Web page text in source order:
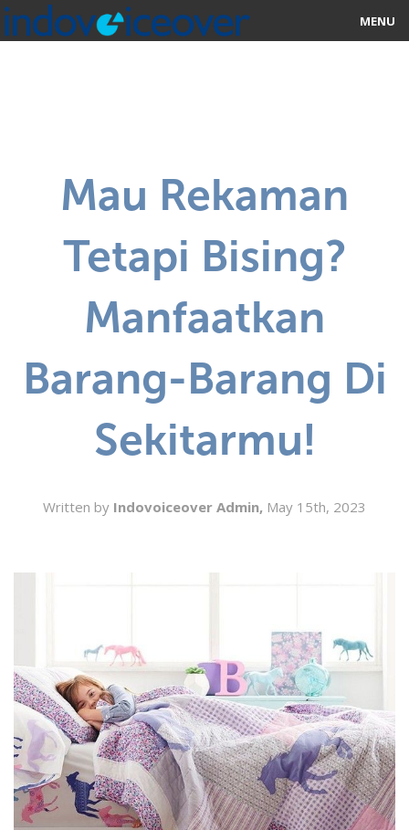
MENU
ABOUT US
STUDIOS
CONTACT US
SIGN UP
Mau Rekaman
Tetapi Bising?
Manfaatkan
Barang-Barang Di
Sekitarmu!
Written by Indovoiceover Admin, May 15th, 2023